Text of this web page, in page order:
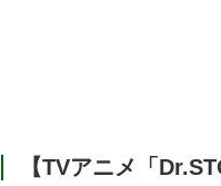
【TVアニメ「